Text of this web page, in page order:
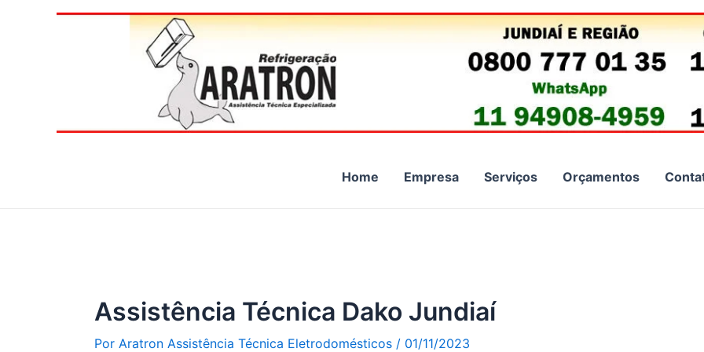
Home Empresa Serviços Orçamentos
Assistência Técnica Dako Jundiaí
Por Aratron Assistência Técnica Eletrodomésticos / 01/11/2023